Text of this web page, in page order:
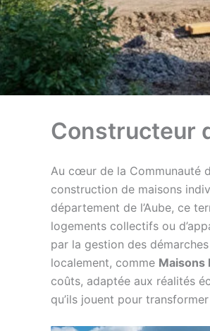
Constructeur
Au cœur de la Communauté
construction de maisons
département de l’Aube, ce
logements collectifs ou
par la gestion des
localement, comme Maisons
coûts, adaptée aux réalités
qu’ils jouent pour